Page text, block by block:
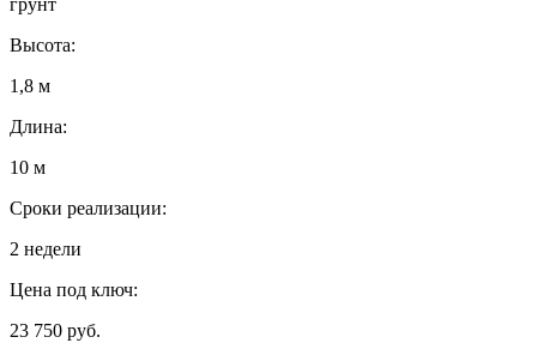
Высота:
1,8 м
Длина:
10 м
Сроки реализации:
2 недели
Цена под ключ:
23 750 руб.